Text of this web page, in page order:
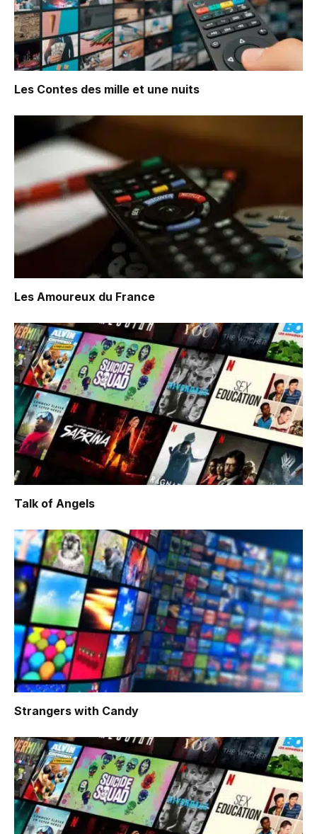
Les Contes des mille et une nuits
Les Amoureux du France
Talk of Angels
Strangers with Candy